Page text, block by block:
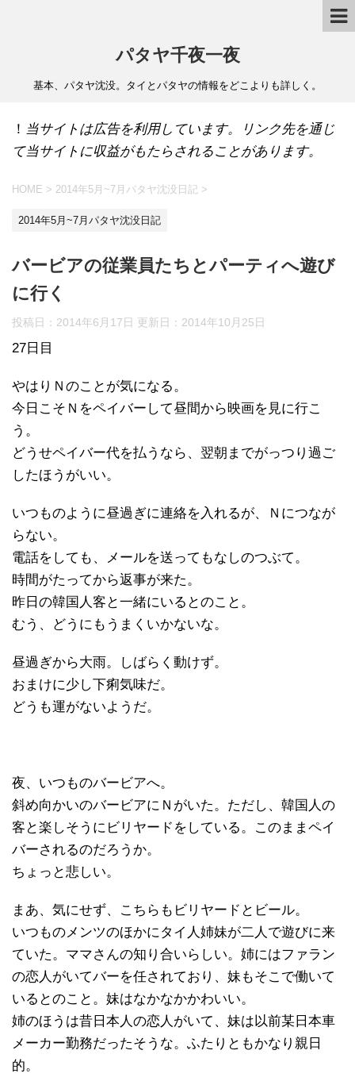
パタヤ千夜一夜
基本、パタヤ沈没。タイとパタヤの情報をどこよりも詳しく。
！ 当サイトは広告を利用しています。リンク先を通じ
て当サイトに収益がもたらされることがあります。
HOME > 2014年5月~7月パタヤ沈没日記 >
2014年5月~7月パタヤ沈没日記
バービアの従業員たちとパーティへ遊び
に行く
投稿日：2014年6月17日 更新日： 2014年10月25日
27日目
やはりＮのことが気になる。
今日こそＮをペイバーして昼間から映画を見に行こ
う。
どうせペイバー代を払うなら、翌朝までがっつり過ご
したほうがいい。
いつものように昼過ぎに連絡を入れるが、Ｎにつなが
らない。
電話をしても、メールを送ってもなしのつぶて。
時間がたってから返事が来た。
昨日の韓国人客と一緒にいるとのこと。
むう、どうにもうまくいかないな。
昼過ぎから大雨。しばらく動けず。
おまけに少し下痢気味だ。
どうも運がないようだ。
夜、いつものバービアへ。
斜め向かいのバービアにＮがいた。ただし、韓国人の
客と楽しそうにビリヤードをしている。このままペイ
バーされるのだろうか。
ちょっと悲しい。
まあ、気にせず、こちらもビリヤードとビール。
いつものメンツのほかにタイ人姉妹が二人で遊びに来
ていた。ママさんの知り合いらしい。姉にはファラン
の恋人がいてバーを任されており、妹もそこで働いて
いるとのこと。妹はなかなかかわいい。
姉のほうは昔日本人の恋人がいて、妹は以前某日本車
メーカー勤務だったそうな。ふたりともかなり親日
的。